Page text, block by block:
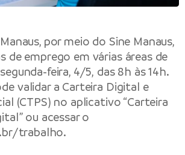
, por meio do Sine Manaus,
de emprego em várias áreas de
feira, 4/5, das 8h às 14h.
validar a Carteira Digital e
(CTPS) no aplicativo “Carteira
ou acessar o
trabalho.